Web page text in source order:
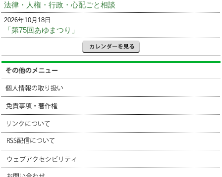
法律・人権・行政・心配ごと相談
2026年10月18日
「第75回あゆまつり」